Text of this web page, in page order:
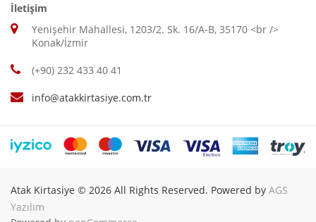
İletişim
Yenişehir Mahallesi, 1203/2. Sk. 16/A-B, 35170 <br />
Konak/İzmir
(+90) 232 433 40 41
info@atakkirtasiye.com.tr
Atak Kirtasiye © 2026 All Rights Reserved. Powered by AGS
Yazılım